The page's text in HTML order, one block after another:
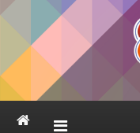
«Школа